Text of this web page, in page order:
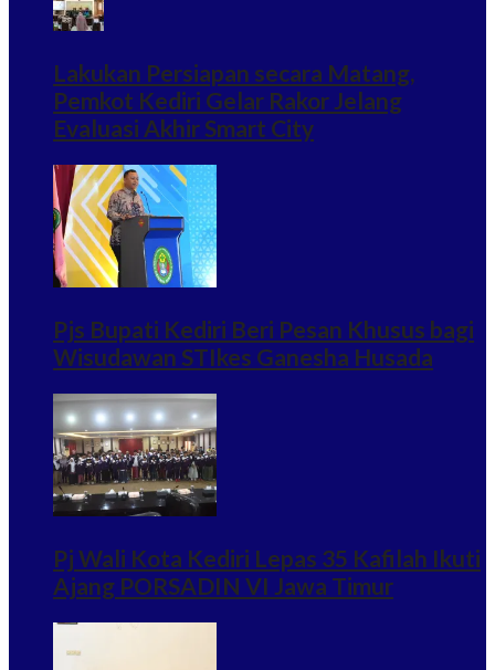
Lakukan Persiapan secara Matang,
Pemkot Kediri Gelar Rakor Jelang
Evaluasi Akhir Smart City
Pjs Bupati Kediri Beri Pesan Khusus bagi
Wisudawan STIkes Ganesha Husada
Pj Wali Kota Kediri Lepas 35 Kafilah Ikuti
Ajang PORSADIN VI Jawa Timur